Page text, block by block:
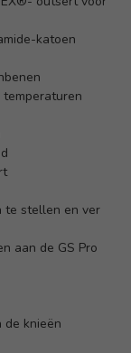
katoen
te stellen en ver
aan de GS Pro
de knieën